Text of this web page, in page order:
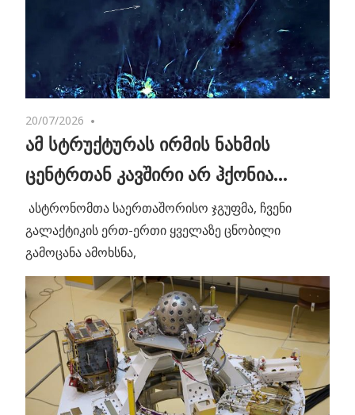
20/07/2026
ამ სტრუქტურას ირმის ნახმის
ცენტრთან კავშირი არ ჰქონია…
ასტრონომთა საერთაშორისო ჯგუფმა, ჩვენი
გალაქტიკის ერთ-ერთი ყველაზე ცნობილი
გამოცანა ამოხსნა,